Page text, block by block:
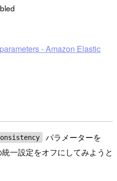
- Amazon Elastic
パラメーターを
一設定をオフにしてみようと